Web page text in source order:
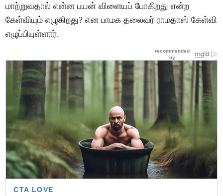
மாற்றுவதால் என்ன பயன் விளையப் போகிறது என்ற
கேள்வியும் எழுகிறது? என பாமக தலைவர் ராமதாஸ் கேள்வி
எழுப்பியுள்ளார்.